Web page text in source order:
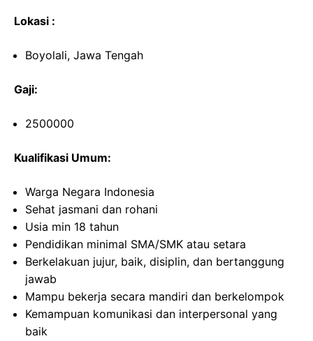
Lokasi :
Boyolali, Jawa Tengah
Gaji:
2500000
Kualifikasi Umum:
Warga Negara Indonesia
Sehat jasmani dan rohani
Usia min 18 tahun
Pendidikan minimal SMA/SMK atau setara
Berkelakuan jujur, baik, disiplin, dan bertanggung
jawab
Mampu bekerja secara mandiri dan berkelompok
Kemampuan komunikasi dan interpersonal yang
baik